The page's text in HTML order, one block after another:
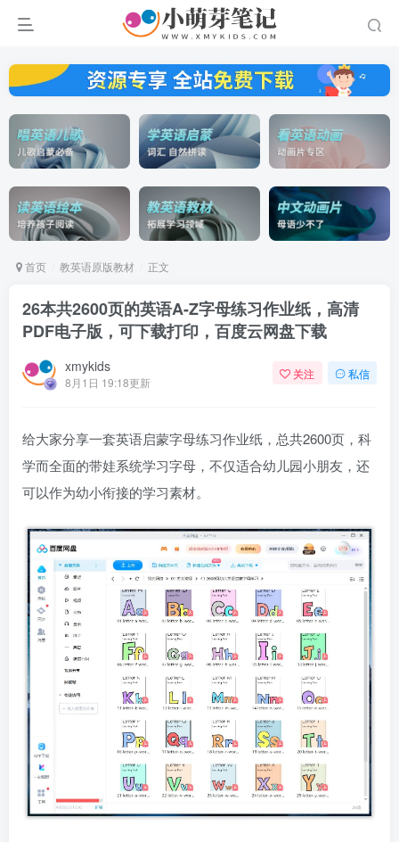
首页 教英语原版教材 正文
26本共2600页的英语A-Z字母练习作业纸，高清
PDF电子版，可下载打印，百度云网盘下载
xmykids
8月1日 19:18更新
关注 私信
给大家分享一套英语启蒙字母练习作业纸，总共2600页，科
学而全面的带娃系统学习字母，不仅适合幼儿园小朋友，还
可以作为幼小衔接的学习素材。